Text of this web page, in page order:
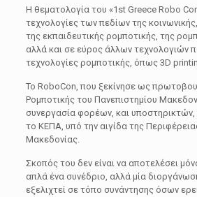
Η θεματολογία του «1st Greece Robo
τεχνολογίες των πεδίων της
της εκπαιδευτικής ρομποτικής, της
αλλά και σε εύρος άλλων τεχνολογιών
τεχνολογίες ρομποτικής, όπως 3D
Το RoboCon, που ξεκίνησε ως
Ρομποτικής του Πανεπιστημίου
συνεργασία φορέων, και
το ΚΕΠΑ, υπό την αιγίδα της
Μακεδονίας.
Σκοπός του δεν είναι να αποτελέσει
απλά ένα συνέδριο, αλλά μία
εξελιχτεί σε τόπο συνάντησης όσων